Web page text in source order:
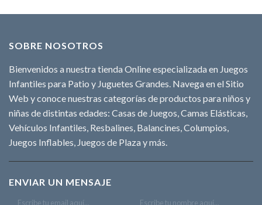
SOBRE NOSOTROS
Bienvenidos a nuestra tienda Online especializada en Juegos
Infantiles para Patio y Juguetes Grandes. Navega en el Sitio
Web y conoce nuestras categorías de productos para niños y
niñas de distintas edades: Casas de Juegos, Camas Elásticas,
Vehículos Infantiles, Resbalines, Balancines, Columpios,
Juegos Inflables, Juegos de Plaza y más.
ENVIAR UN MENSAJE